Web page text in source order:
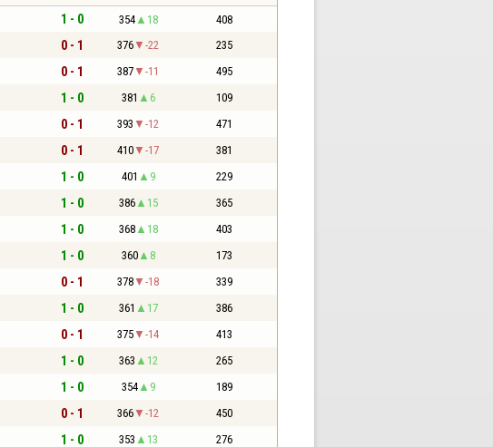
1 - 0 354 18 408
0 - 1 376 -22 235
0 - 1 387 -11 495
1 - 0 381 6 109
0 - 1 393 -12 471
0 - 1 410 -17 381
1 - 0 401 9 229
1 - 0 386 15 365
1 - 0 368 18 403
1 - 0 360 8 173
0 - 1 378 -18 339
1 - 0 361 17 386
0 - 1 375 -14 413
1 - 0 363 12 265
1 - 0 354 9 189
0 - 1 366 -12 450
1 - 0 353 13 276